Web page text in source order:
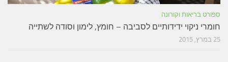
ספורט בריאות וקורונה
חומרי ניקוי ידידותיים לסביבה – חומץ, לימון וסודה לשתייה
25 במרץ, 2015